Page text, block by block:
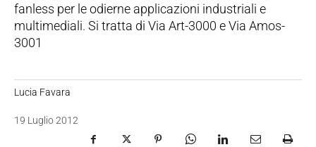
fanless per le odierne applicazioni industriali e
multimediali. Si tratta di Via Art-3000 e Via Amos-
3001
Lucia Favara
19 Luglio 2012